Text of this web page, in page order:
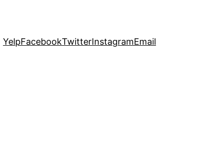
YelpFacebookTwitterInstagramEmail